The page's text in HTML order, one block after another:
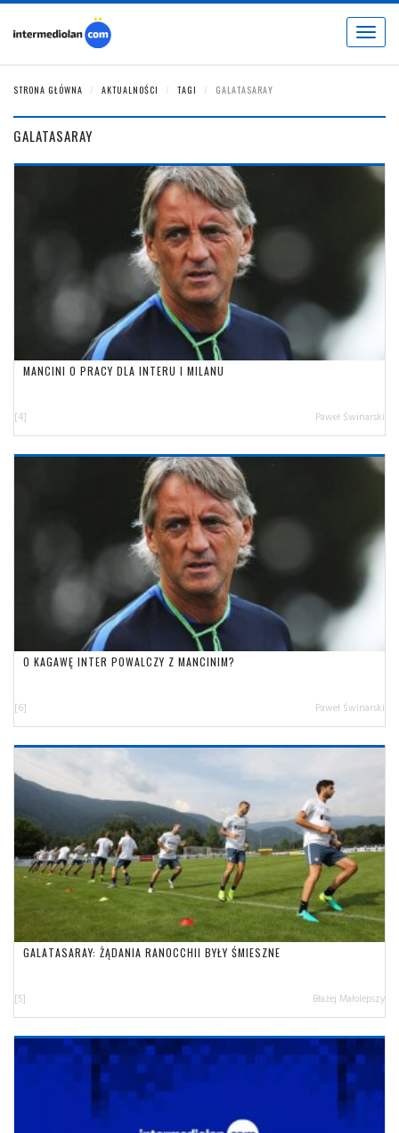
Toggle
STRONA GŁÓWNA AKTUALNOŚCI TAGI GALATASARAY
GALATASARAY
MANCINI O PRACY DLA INTERU I MILANU
[4] Paweł Świnarski
O KAGAWĘ INTER POWALCZY Z MANCINIM?
[6] Paweł Świnarski
GALATASARAY: ŻĄDANIA RANOCCHII BYŁY ŚMIESZNE
[5] Błażej Małolepszy